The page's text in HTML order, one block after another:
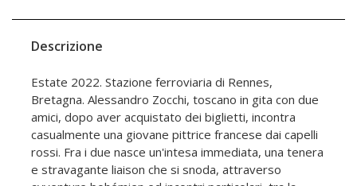
Descrizione
Estate 2022. Stazione ferroviaria di Rennes,
Bretagna. Alessandro Zocchi, toscano in gita con due
amici, dopo aver acquistato dei biglietti, incontra
casualmente una giovane pittrice francese dai capelli
rossi. Fra i due nasce un'intesa immediata, una tenera
e stravagante liaison che si snoda, attraverso